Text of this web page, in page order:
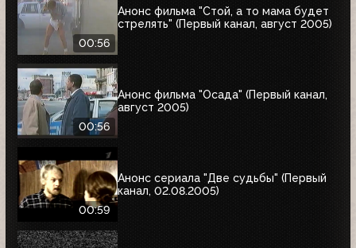
00:56
Анонс фильма "Стой, а то мама будет
стрелять" (Первый канал, август 2005)
00:56
Анонс фильма "Осада" (Первый канал,
август 2005)
00:59
Анонс сериала "Две судьбы" (Первый
канал, 02.08.2005)